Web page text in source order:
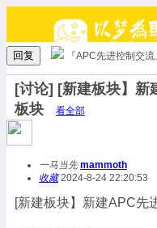
回复 『APC先进控制交流
[讨论] [新建板块】新
板块
看全部
一马当先 mammoth
收藏2024-8-24 22:20:53
[新建板块】新建APC先